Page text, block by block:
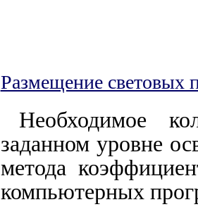
Размещение световых
Необходимое
заданном уровне
метода
компьютерных